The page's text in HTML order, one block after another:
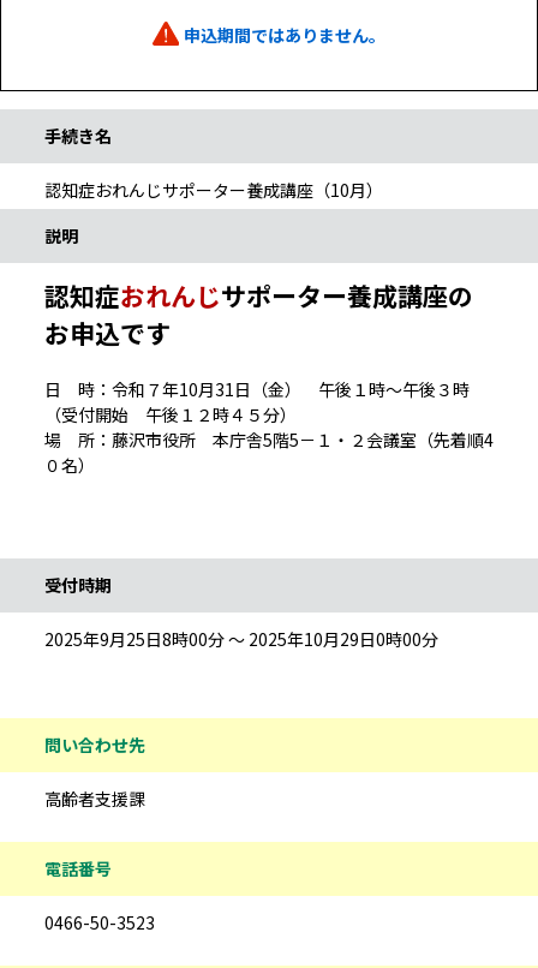
申込期間ではありません。
手続き名
認知症おれんじサポーター養成講座（10月）
説明
認知症おれんじサポーター養成講座の
お申込です
日 時：令和７年10月31日（金） 午後１時～午後３時
（受付開始 午後１２時４５分）
場 所：藤沢市役所 本庁舎5階5－１・２会議室（先着順4
０名）
受付時期
2025年9月25日8時00分 ～ 2025年10月29日0時00分
問い合わせ先
高齢者支援課
電話番号
0466-50-3523